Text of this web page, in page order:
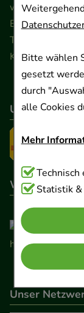
Bitte wählen
gesetzt
durch
alle Cookies
Mehr
Technisch
Cookies, die
Website
Warenkorb,
verzichtet
Komfort:
Statistik &
Ernst-August-
Telefon 0511
Kontaktformular
Unser
Wir sind hier
Unser